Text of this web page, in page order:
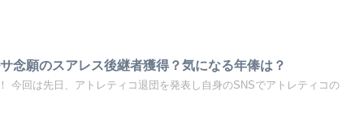
念願のスアレス後継者獲得？気になる年俸は？
今回は先日、アトレティコ退団を発表し自身のSNSでアトレティコの